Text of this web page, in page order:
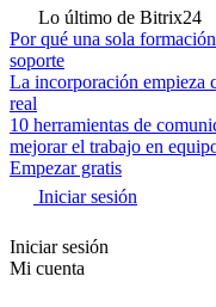
Lo último de Bitrix24
Por qué una sola
soporte
La incorporación empieza
real
10 herramientas de
mejorar el trabajo en
Empezar gratis
Iniciar sesión
Iniciar sesión
Mi cuenta